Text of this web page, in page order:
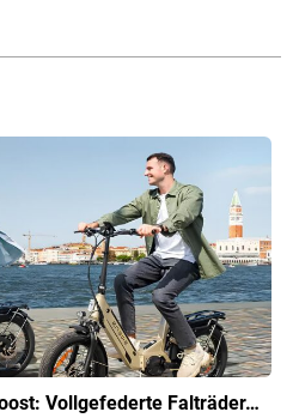
Vollgefederte Falträder…